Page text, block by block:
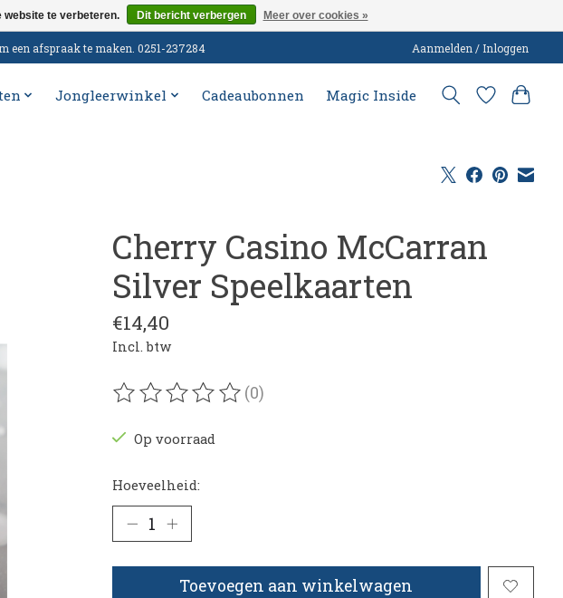
een afspraak te maken. 0251-237284 Aanmelden / Inloggen
Jongleerwinkel Cadeaubonnen Magic Inside
Cherry Casino McCarran
Silver Speelkaarten
€14,40
Incl. btw
De beoordeling van dit product is
(0)
Op voorraad
Hoeveelheid:
Toevoegen aan winkelwagen
website te verbeteren. Dit bericht verbergen Meer over cookies »